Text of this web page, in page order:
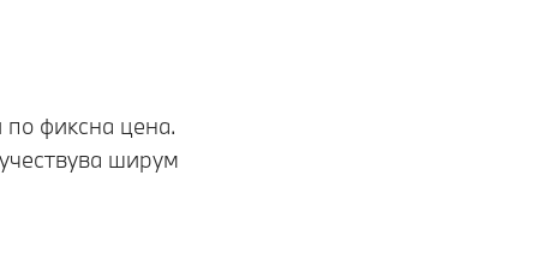
фиксна цена.
ширум